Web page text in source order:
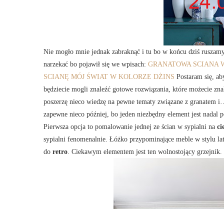
Nie mogło mnie jednak zabraknąć i tu bo w końcu dziś
narzekać bo pojawił się we wpisach: GRANATOWA SCIANA
SCIANĘ MÓJ ŚWIAT W KOLORZE DŻINS Postaram się,
będziecie mogli znaleźć gotowe rozwiązania, które możecie
poszerzę nieco wiedzę na pewne tematy związane z
zapewne nieco później, bo jeden niezbędny element jest nadal
Pierwsza opcja to pomalowanie jednej ze ścian w sypialni na
sypialni fenomenalnie. Łóżko przypominające meble w stylu
do retro. Ciekawym elementem jest ten wolnostojący grzejnik.